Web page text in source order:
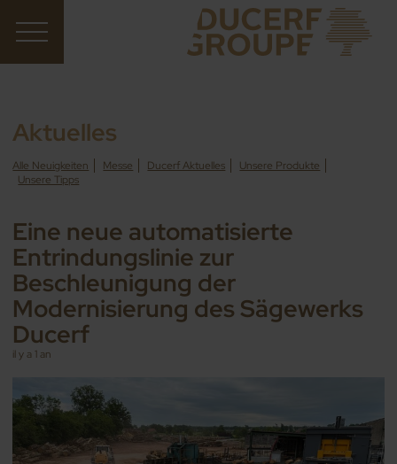
Aktuelles
Alle Neuigkeiten Messe Ducerf Aktuelles
Unsere Produkte
Unsere Tipps
Eine neue automatisierte
Entrindungslinie zur
Beschleunigung der
Modernisierung des Sägewerks
Ducerf
il y a 1 an